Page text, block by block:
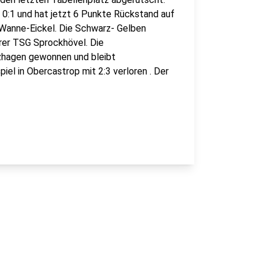
und hat jetzt 6 Punkte Rückstand auf
Eickel. Die Schwarz- Gelben
TSG Sprockhövel. Die
gewonnen und bleibt
in Obercastrop mit 2:3 verloren . Der